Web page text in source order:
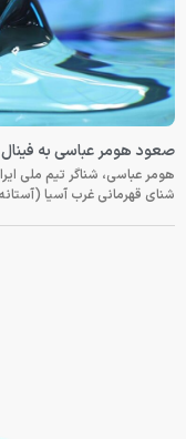
صعود هومر عباسی به فینال ۵۰ متر کرال پشت مسابقات غرب آسیا
شنای قهرمانی غرب آسیا (آستانه ۲۰۲۶) با ثبت زمان ۲۵.۶۷ ثانیه در جایگاه نخست قرار